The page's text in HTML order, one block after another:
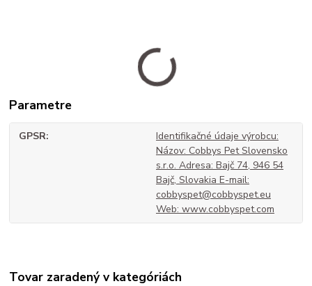
Parametre
GPSR
Identifikačné údaje výrobcu:
Názov: Cobbys Pet Slovensko
s.r.o. Adresa: Bajč 74, 946 54
Bajč, Slovakia E-mail:
cobbyspet@cobbyspet.eu
Web: www.cobbyspet.com
Tovar zaradený v kategóriách